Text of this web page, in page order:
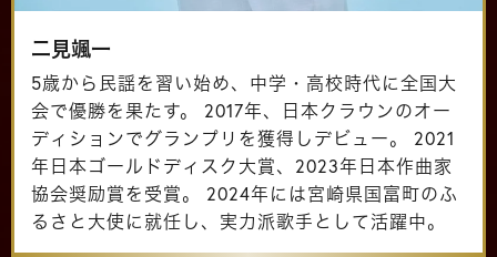
二見颯一
5歳から民謡を習い始め、中学・高校時代に全国大
会で優勝を果たす。 2017年、日本クラウンのオー
ディションでグランプリを獲得しデビュー。 2021
年日本ゴールドディスク大賞、2023年日本作曲家
協会奨励賞を受賞。 2024年には宮崎県国富町のふ
るさと大使に就任し、実力派歌手として活躍中。